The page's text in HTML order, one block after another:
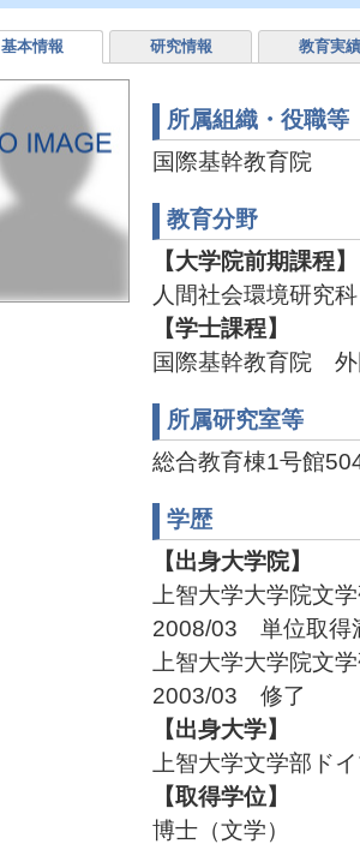
基本情報 研究情報 教育実績
所属組織・役職等
国際基幹教育院
教育分野
【大学院前期課程】
人間社会環境研究
【学士課程】
国際基幹教育院 外
所属研究室等
総合教育棟1号館
学歴
【出身大学院】
上智大学大学院
2008/03 単位取得
上智大学大学院
2003/03 修了
【出身大学】
上智大学文学部
【取得学位】
博士（文学）